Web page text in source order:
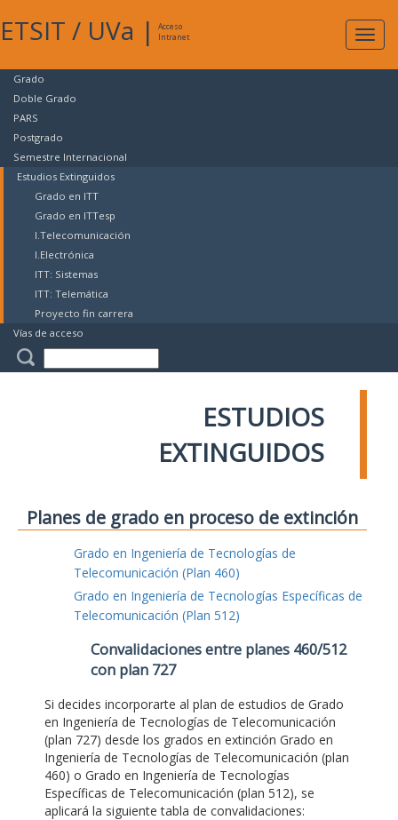
ETSIT / UVa |
Acceso
Intranet
Grado
Doble Grado
PARS
Postgrado
Semestre Internacional
Estudios Extinguidos
Grado en ITT
Grado en ITTesp
I.Telecomunicación
I.Electrónica
ITT: Sistemas
ITT: Telemática
Proyecto fin carrera
Vías de acceso
ESTUDIOS
EXTINGUIDOS
Planes de grado en proceso de extinción
Grado en Ingeniería de Tecnologías de
Telecomunicación (Plan 460)
Grado en Ingeniería de Tecnologías Específicas de
Telecomunicación (Plan 512)
Convalidaciones entre planes 460/512
con plan 727
Si decides incorporarte al plan de estudios de Grado
en Ingeniería de Tecnologías de Telecomunicación
(plan 727) desde los grados en extinción Grado en
Ingeniería de Tecnologías de Telecomunicación (plan
460) o Grado en Ingeniería de Tecnologías
Específicas de Telecomunicación (plan 512), se
aplicará la siguiente tabla de convalidaciones: